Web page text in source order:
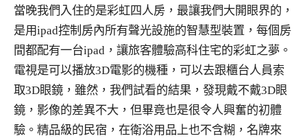
當晚我們入住的是彩虹四人房，最讓我們大開眼界的，
是用ipad控制房內所有聲光設施的智慧型裝置，每個房
間都配有一台ipad，讓旅客體驗高科住宅的彩虹之夢。
電視是可以播放3D電影的機種，可以去跟櫃台人員索
取3D眼鏡，雖然，我們試看的結果，發現戴不戴3D眼
鏡，影像的差異不大，但畢竟也是很令人興奮的初體
驗。精品級的民宿，在衛浴用品上也不含糊，名牌來